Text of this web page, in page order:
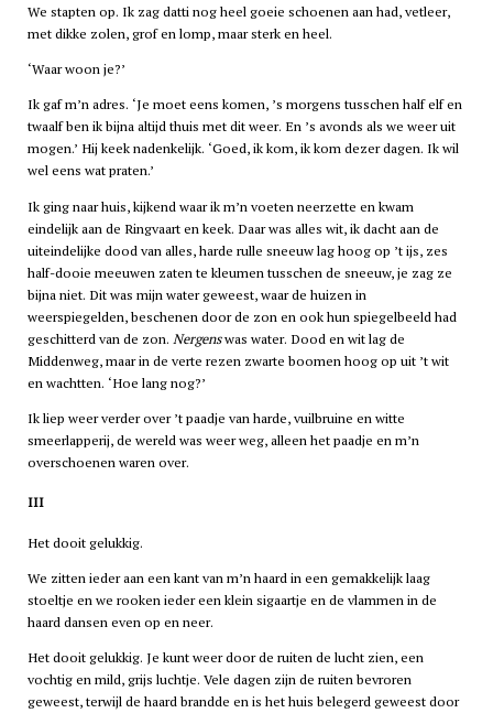
We stapten op. Ik zag datti nog heel goeie schoenen aan had, vetleer,
met dikke zolen, grof en lomp, maar sterk en heel.
‘Waar woon je?’
Ik gaf m’n adres. ‘Je moet eens komen, ’s morgens tusschen half elf en
twaalf ben ik bijna altijd thuis met dit weer. En ’s avonds als we weer uit
mogen.’ Hij keek nadenkelijk. ‘Goed, ik kom, ik kom dezer dagen. Ik wil
wel eens wat praten.’
Ik ging naar huis, kijkend waar ik m’n voeten neerzette en kwam
eindelijk aan de Ringvaart en keek. Daar was alles wit, ik dacht aan de
uiteindelijke dood van alles, harde rulle sneeuw lag hoog op ’t ijs, zes
half-dooie meeuwen zaten te kleumen tusschen de sneeuw, je zag ze
bijna niet. Dit was mijn water geweest, waar de huizen in
weerspiegelden, beschenen door de zon en ook hun spiegelbeeld had
geschitterd van de zon. Nergenswas water. Dood en wit lag de
Middenweg, maar in de verte rezen zwarte boomen hoog op uit ’t wit
en wachtten. ‘Hoe lang nog?’
Ik liep weer verder over ’t paadje van harde, vuilbruine en witte
smeerlapperij, de wereld was weer weg, alleen het paadje en m’n
overschoenen waren over.
III
Het dooit gelukkig.
We zitten ieder aan een kant van m’n haard in een gemakkelijk laag
stoeltje en we rooken ieder een klein sigaartje en de vlammen in de
haard dansen even op en neer.
Het dooit gelukkig. Je kunt weer door de ruiten de lucht zien, een
vochtig en mild, grijs luchtje. Vele dagen zijn de ruiten bevroren
geweest, terwijl de haard brandde en is het huis belegerd geweest door